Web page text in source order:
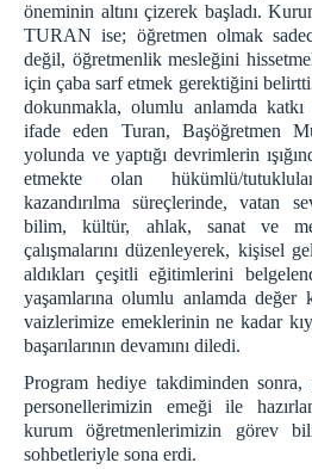
İZMİR KADIN KAPALI CİK
İZMİR ÇOCUK VE GENÇLİK KAPALI CİK
PERSONEL
ŞİFRE İŞLEMLERİ
E-imza Sifre Videolu Anlatım
Uyap Şifre Alma Video
Telefondan Uyap Şifre Değiştirme
GİRİŞ BAĞLANTILARI
Portal Giriş
İntranet Giriş
Uyap Giriş
Medsis Giriş
CTİK Giriş
Uyap E-Posta Giriş
öneminin altını çizerek başladı.
TURAN ise; öğretmen olmak
değil, öğretmenlik mesleğini
için çaba sarf etmek gerektiğini
dokunmakla, olumlu anlamda
ifade eden Turan, Başöğretmen
yolunda ve yaptığı devrimlerin
etmekte olan hükümlü/
kazandırılma süreçlerinde, vatan
bilim, kültür, ahlak, sanat ve
çalışmalarını düzenleyerek, kişisel
aldıkları çeşitli eğitimlerini
yaşamlarına olumlu anlamda
vaizlerimize emeklerinin ne kadar
başarılarının devamını diledi.
Program hediye takdiminden sonra,
personellerimizin emeği ile
kurum öğretmenlerimizin görev
sohbetleriyle sona erdi.